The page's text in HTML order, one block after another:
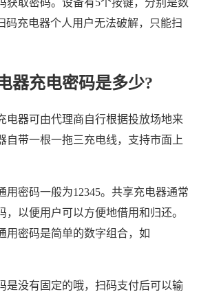
码充电器个人用户无法破解，只能扫
器充电密码是多少?
电器可由代理商自行根据投放场地来
自带一根一拖三充电线，支持市面上
用密码一般为12345。共享充电器通常
，以便用户可以方便地借用和归还。
用密码是简单的数字组合，如
是没有固定的哦，扫码支付后可以输